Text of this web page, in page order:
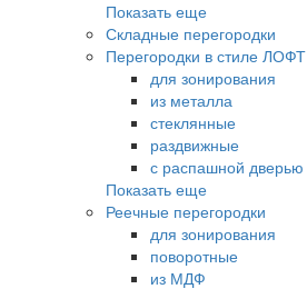
Показать еще
Складные перегородки
Перегородки в стиле ЛОФТ
для зонирования
из металла
стеклянные
раздвижные
с распашной дверью
Показать еще
Реечные перегородки
для зонирования
поворотные
из МДФ